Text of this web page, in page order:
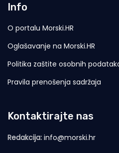
Info
O portalu Morski.HR
Oglašavanje na Morski.HR
Politika zaštite osobnih
Pravila prenošenja sadržaja
Kontaktirajte nas
Redakcija: info@morski.hr